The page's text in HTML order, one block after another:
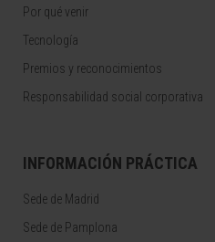
Por qué venir
Tecnología
Premios y reconocimientos
Responsabilidad social corporativa
INFORMACIÓN PRÁCTICA
Sede de Madrid
Sede de Pamplona